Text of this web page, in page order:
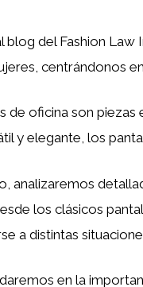
blog del Fashion
centrándonos
de oficina son piezas
y elegante, los
analizaremos
los clásicos
a distintas
en la